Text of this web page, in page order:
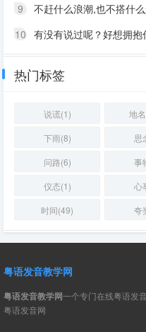
9
不赶什么浪潮,也不搭什
10 有没有说过呢？好想拥抱
热门标签
说谎(1) 地
下雨(8)
思
问路(6)
事
仪态(1)
心
时间(49)
夸
粤语发音教学网
粤语发音教学网一个专门在线粤语发
粤语发音网